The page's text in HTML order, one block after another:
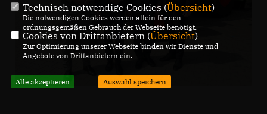
Technisch notwendige Cookies (Übersicht)
Die notwendigen Cookies werden allein für den
ordnungsgemäßen Gebrauch der Webseite benötigt.
Cookies von Drittanbietern (Übersicht)
Zur Optimierung unserer Webseite binden wir Dienste und
Angebote von Drittanbietern ein.
Alle akzeptieren Auswahl speichern